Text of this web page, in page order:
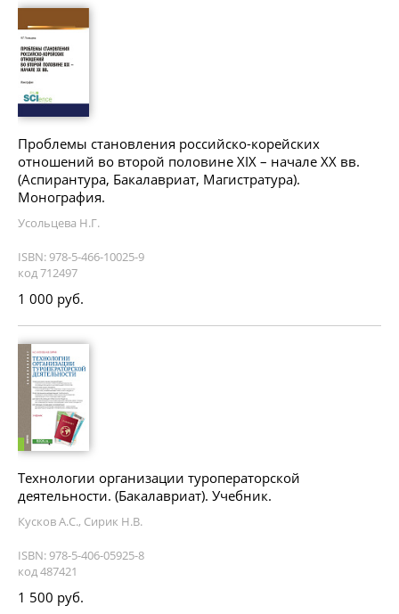
Проблемы становления российско-корейских
отношений во второй половине XIX – начале XX вв.
(Аспирантура, Бакалавриат, Магистратура).
Монография.
Усольцева Н.Г.
ISBN: 978-5-466-10025-9
код 712497
1 000 руб.
Технологии организации туроператорской
деятельности. (Бакалавриат). Учебник.
Кусков А.С., Сирик Н.В.
ISBN: 978-5-406-05925-8
код 487421
1 500 руб.